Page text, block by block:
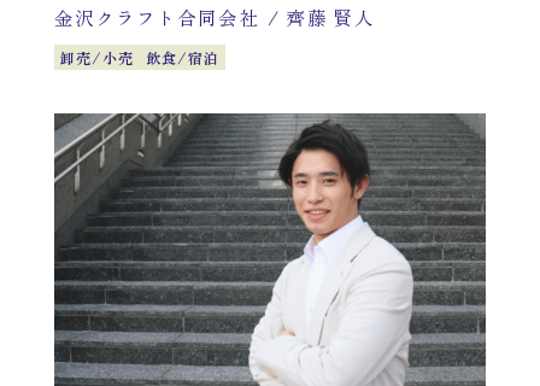
金沢クラフト合同会社 / 齊藤 賢人
卸売/小売 飲食/宿泊